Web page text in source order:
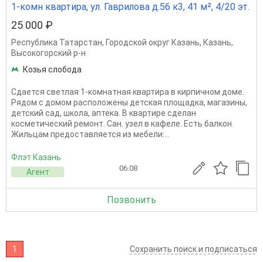
1-комн квартира, ул. Гаврилова д.56 к3, 41 м², 4/20 эт.
25 000 ₽
Республика Татарстан, Городской округ Казань, Казань,
Высокогорский р-н
Козья слобода
Сдается светлая 1-комнатная квартира в кирпичном доме.
Рядом с домом расположены детская площадка, магазины,
детский сад, школа, аптека. В квартире сделан
косметический ремонт. Сан. узел в кафеле. Есть балкон.
Жильцам предоставляется из мебели:...
Флэт Казань
Агент
06.08
Позвонить
1 Сохранить поиск и подписаться